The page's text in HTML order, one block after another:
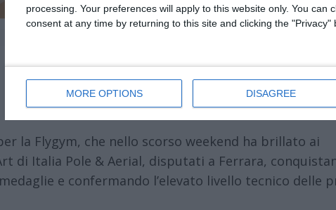
processing. Your preferences will apply to this website only. You can
consent at any time by returning to this site and clicking the "Privacy"
MORE OPTIONS DISAGREE
la Flygym, che nello scorso weekend ha brillato ai
di Italia Pole & Aerial, disputati a Ferrara,
e confermando l’elevato livello tecnico delle